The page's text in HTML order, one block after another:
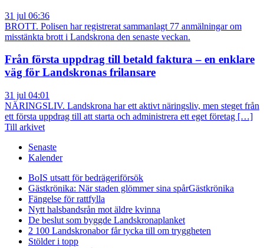
31 jul 06:36
BROTT. Polisen har registrerat sammanlagt 77 anmälningar om
misstänkta brott i Landskrona den senaste veckan.
Från första uppdrag till betald faktura – en enklare
väg för Landskronas frilansare
31 jul 04:01
NÄRINGSLIV. Landskrona har ett aktivt näringsliv, men steget från
ett första uppdrag till att starta och administrera ett eget företag […]
Till arkivet
Senaste
Kalender
BoIS utsatt för bedrägeriförsök
Gästkrönika: När staden glömmer sina spårGästkrönika
Fängelse för rattfylla
Nytt halsbandsrån mot äldre kvinna
De beslut som byggde Landskronaplanket
2 100 Landskronabor får tycka till om tryggheten
Stölder i topp